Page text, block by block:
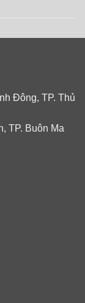
Đông, TP. Thủ
TP. Buôn Ma